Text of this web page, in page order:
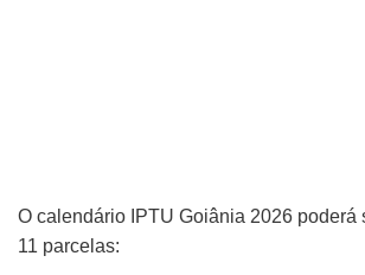
O calendário IPTU Goiânia 2026 poderá
11 parcelas: